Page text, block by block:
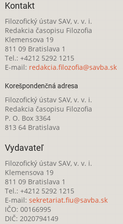
Kontakt
Filozofický ústav SAV, v. v. i.
Redakcia časopisu Filozofia
Klemensova 19
811 09 Bratislava 1
Tel.: +4212 5292 1215
E-mail: redakcia.filozofia@savba.sk
Korešpondenčná adresa
Filozofický ústav SAV, v. v. i.
Redakcia časopisu Filozofia
P. O. Box 3364
813 64 Bratislava
Vydavateľ
Filozofický ústav SAV, v. v. i.
Klemensova 19
811 09 Bratislava 1
Tel.: +4212 5292 1215
E-mail: sekretariat.fiu@savba.sk
IČO: 00166995
DIČ: 2020794149